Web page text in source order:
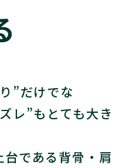
”だけでな
レ”もとても大き
である背骨・肩